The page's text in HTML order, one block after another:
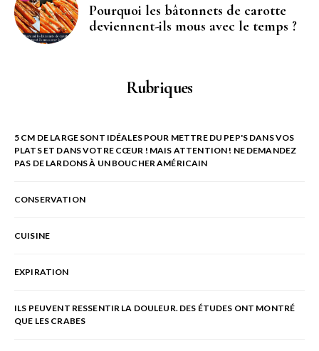
Pourquoi les bâtonnets de carotte
deviennent-ils mous avec le temps ?
Rubriques
5 CM DE LARGE SONT IDÉALES POUR METTRE DU PEP'S DANS VOS
PLATS ET DANS VOTRE CŒUR ! MAIS ATTENTION ! NE DEMANDEZ
PAS DE LARDONS À UN BOUCHER AMÉRICAIN
CONSERVATION
CUISINE
EXPIRATION
ILS PEUVENT RESSENTIR LA DOULEUR. DES ÉTUDES ONT MONTRÉ
QUE LES CRABES